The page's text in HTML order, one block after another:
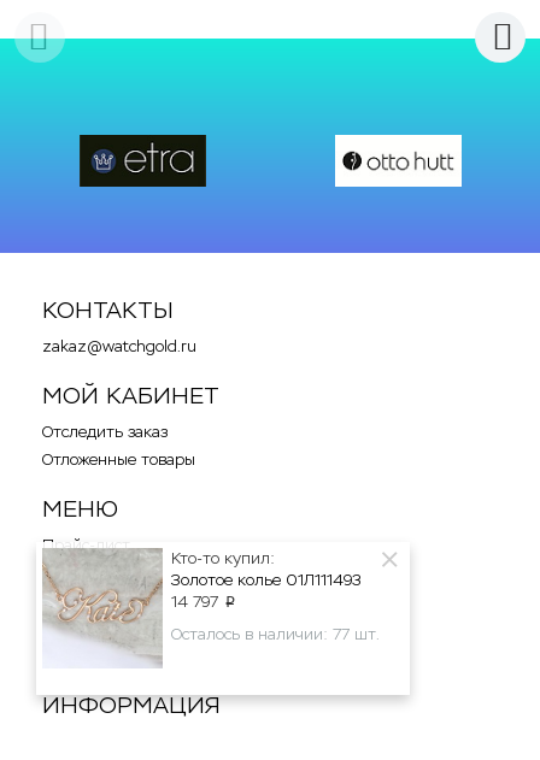
КОНТАКТЫ
zakaz@watchgold.ru
МОЙ КАБИНЕТ
Отследить заказ
Отложенные товары
МЕНЮ
Прайс-лист
Новости
Отзывы
Карта сайта
Форма связи
ИНФОРМАЦИЯ
Кто-то купил:
Золотое колье 01Л111493
14 797 p
Осталось в наличии: 77 шт.